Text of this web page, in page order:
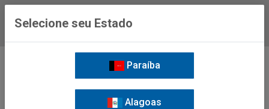
Selecione seu Estado
Paraíba
Alagoas